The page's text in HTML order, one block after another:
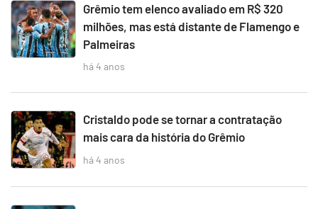
Grêmio tem elenco avaliado em R$ 320
milhões, mas está distante de Flamengo e
Palmeiras
há 4 anos
Cristaldo pode se tornar a contratação
mais cara da história do Grêmio
há 4 anos